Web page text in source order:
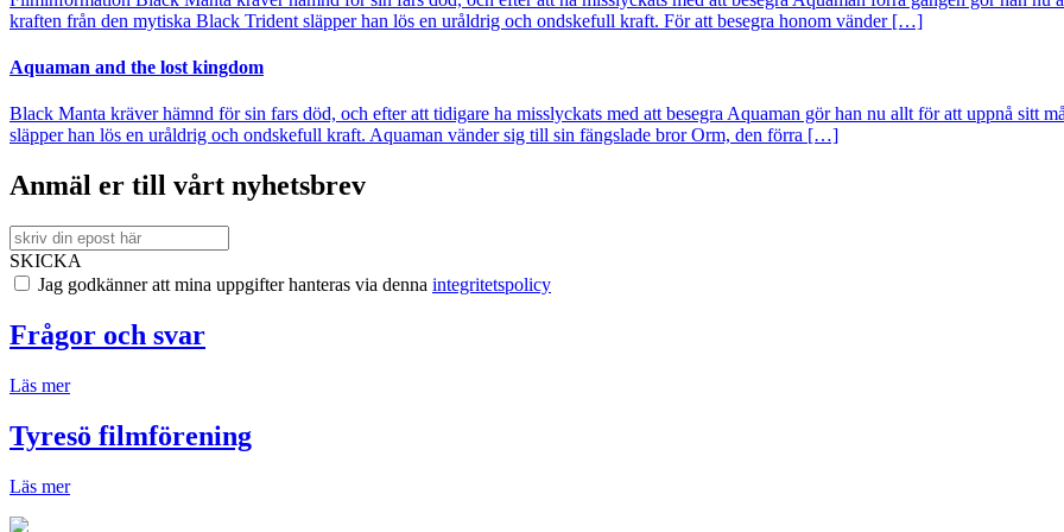
kraften från den mytiska Black Trident släpper han lös en uråldrig och ondskefull kraft. För att besegra honom vänder […]
Aquaman and the lost kingdom
Black Manta kräver hämnd för sin fars död, och efter att tidigare ha misslyckats med att besegra Aquaman gör han nu allt för att uppnå sitt
släpper han lös en uråldrig och ondskefull kraft. Aquaman vänder sig till sin fängslade bror Orm, den förra […]
Anmäl er till vårt nyhetsbrev
SKICKA
Jag godkänner att mina uppgifter hanteras via denna integritetspolicy
Frågor och svar
Läs mer
Tyresö filmförening
Läs mer